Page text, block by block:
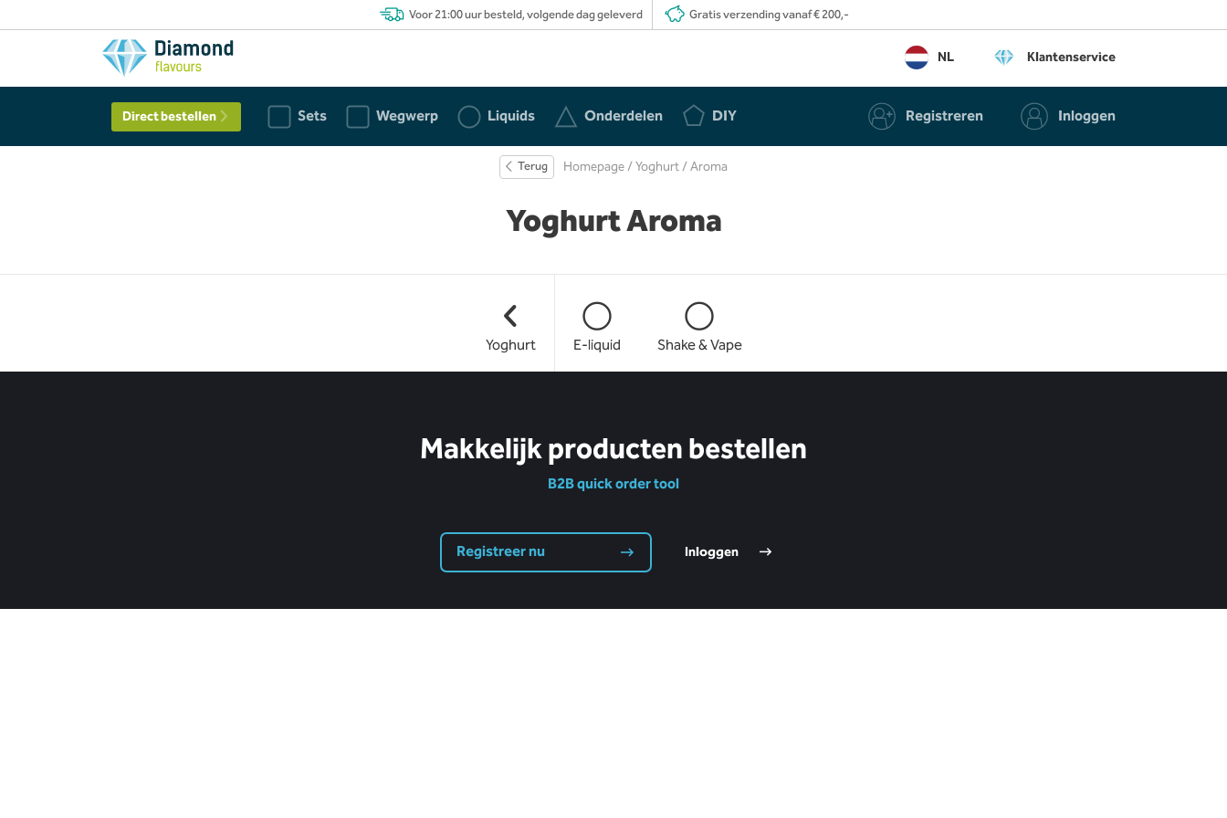
Voor 21:00 uur besteld, volgende dag geleverd Gratis verzending vanaf € 200,-
NL Klantenservice
Direct bestellen Sets Wegwerp Liquids Onderdelen DIY Registreren Inloggen
Terug Homepage/Yoghurt/ Aroma
Yoghurt Aroma
Yoghurt E-liquid Shake & Vape
Makkelijk producten bestellen
B2B quick order tool
Registreer nu Inloggen